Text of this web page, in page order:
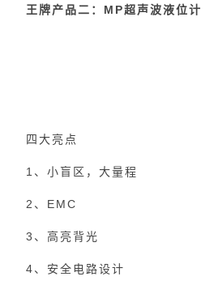
王牌产品二：MP超声波液位计
四大亮点
1、小盲区，大量程
2、EMC
3、高亮背光
4、安全电路设计